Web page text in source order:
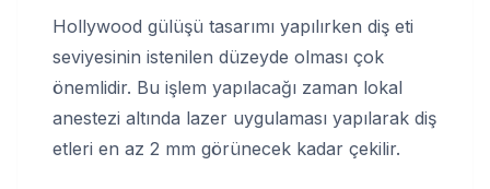
Hollywood gülüşü tasarımı yapılırken diş eti
seviyesinin istenilen düzeyde olması çok
önemlidir. Bu işlem yapılacağı zaman lokal
anestezi altında lazer uygulaması yapılarak diş
etleri en az 2 mm görünecek kadar çekilir.